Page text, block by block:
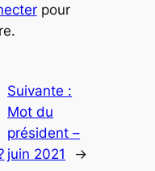
pour
Suivante :
Mot du
président –
juin 2021
→